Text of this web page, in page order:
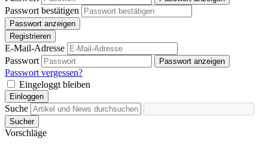
Passwort bestätigen
Passwort anzeigen
Registrieren
E-Mail-Adresse
Passwort
Passwort anzeigen
Passwort vergessen?
Eingeloggt bleiben
Einloggen
Suche
Sucher
Vorschläge